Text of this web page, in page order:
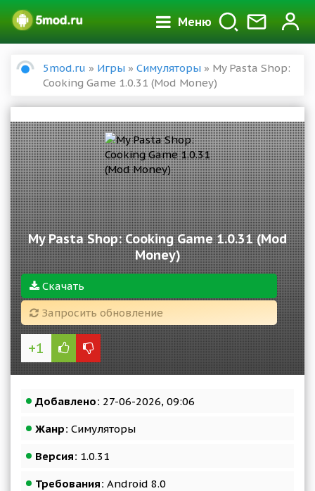
Меню
5mod.ru » Игры » Симуляторы » My Pasta Shop:
Cooking Game 1.0.31 (Mod Money)
My Pasta Shop: Cooking Game 1.0.31 (Mod
Money)
Скачать
Запросить обновление
+1
Добавлено: 27-06-2026, 09:06
Жанр: Симуляторы
Версия: 1.0.31
Требования: Android 8.0